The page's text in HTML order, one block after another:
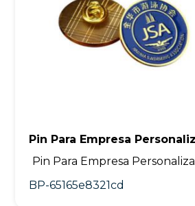
Pin Para Empresa
Pin Para Empresa
BP-65165e8321cd